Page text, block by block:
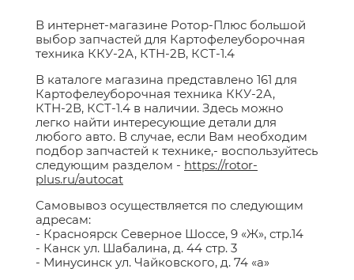
В интернет-магазине Ротор-Плюс большой
выбор запчастей для Картофелеуборочная
техника ККУ-2А, КТН-2В, КСТ-1.4
В каталоге магазина представлено 161 для
Картофелеуборочная техника ККУ-2А,
КТН-2В, КСТ-1.4 в наличии. Здесь можно
легко найти интересующие детали для
любого авто. В случае, если Вам необходим
подбор запчастей к технике,- воспользуйтесь
следующим разделом - https://rotor-
plus.ru/autocat
Самовывоз осуществляется по следующим
адресам:
- Красноярск Северное Шоссе, 9 «Ж», стр.14
- Канск ул. Шабалина, д. 44 стр. 3
- Минусинск ул. Чайковского, д. 74 «а»